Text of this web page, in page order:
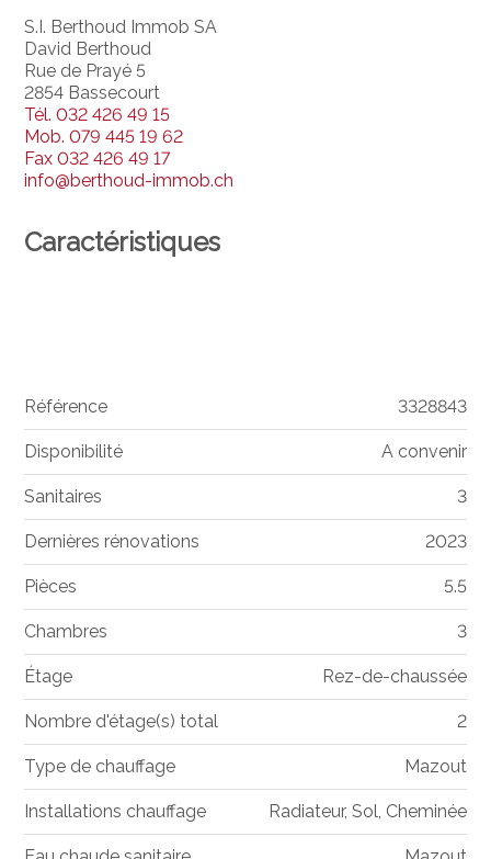
S.I. Berthoud Immob SA
David Berthoud
Rue de Prayé 5
2854 Bassecourt
Tél.032 426 49 15
Mob.079 445 19 62
Fax032 426 49 17
info@berthoud-immob.ch
Caractéristiques
Référence 3328843
Disponibilité A convenir
Sanitaires 3
Dernières rénovations 2023
Pièces 5.5
Chambres 3
Étage Rez-de-chaussée
Nombre d'étage(s) total 2
Type de chauffage Mazout
Installations chauffage Radiateur, Sol, Cheminée